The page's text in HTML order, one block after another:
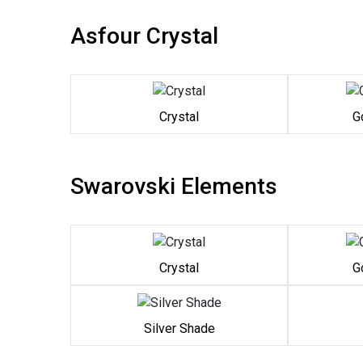
Asfour Crystal
Crystal
Swarovski Elements
Crystal
Silver Shade